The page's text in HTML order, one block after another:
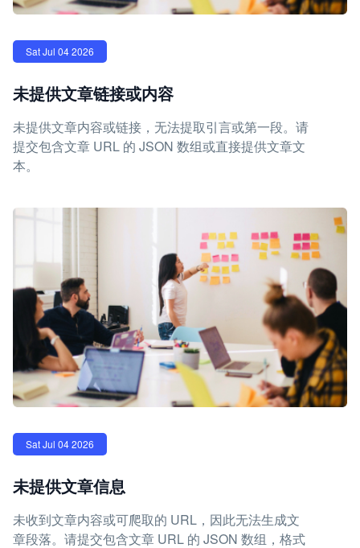
Sat Jul 04 2026
未提供文章链接或内容
未提供文章内容或链接，无法提取引言或第一段。请
提交包含文章 URL 的 JSON 数组或直接提供文章文
本。
Sat Jul 04 2026
未提供文章信息
未收到文章内容或可爬取的 URL，因此无法生成文
章段落。请提交包含文章 URL 的 JSON 数组，格式